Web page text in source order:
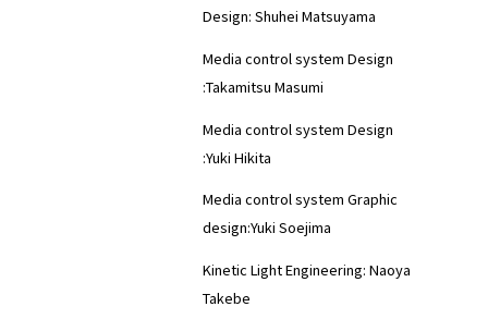
Design: Shuhei Matsuyama
Media control system Design
:Takamitsu Masumi
Media control system Design
:Yuki Hikita
Media control system Graphic
design:Yuki Soejima
Kinetic Light Engineering: Naoya
Takebe